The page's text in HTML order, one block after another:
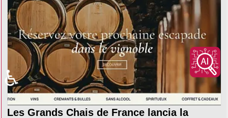
Les Grands Chais de France lancia la